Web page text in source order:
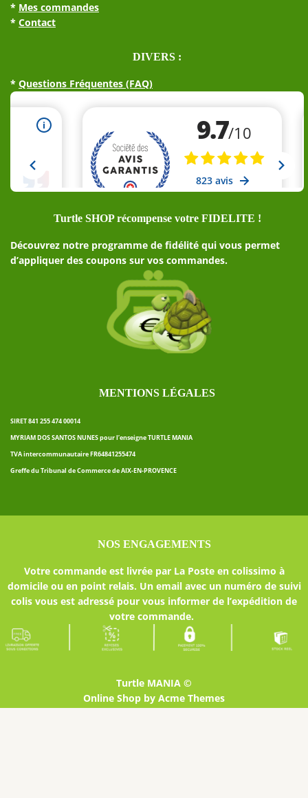
* Mes commandes
* Contact
DIVERS :
* Questions Fréquentes (FAQ)
Turtle SHOP récompense votre FIDELITE !
Découvrez notre programme de fidélité qui vous permet
d’appliquer des coupons sur vos commandes.
MENTIONS LÉGALES
SIRET 841 255 474 00014
MYRIAM DOS SANTOS NUNES pour l’enseigne TURTLE MANIA
TVA intercommunautaire FR64841255474
Greffe du Tribunal de Commerce de AIX-EN-PROVENCE
NOS ENGAGEMENTS
Votre commande est livrée par La Poste en colissimo à
domicile ou en point relais. Un email avec un numéro de suivi
colis vous est adressé pour vous informer de l’expédition de
votre commande.
Turtle MANIA ©
Online Shop by Acme Themes